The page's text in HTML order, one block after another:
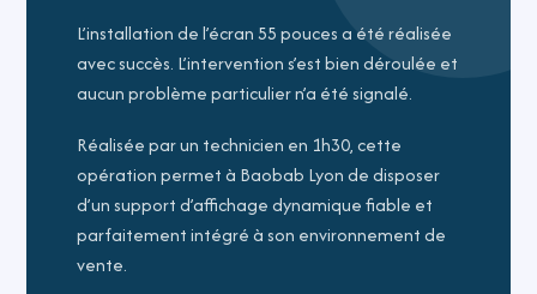
L’installation de l’écran 55 pouces a été réalisée
avec succès. L’intervention s’est bien déroulée et
aucun problème particulier n’a été signalé.
Réalisée par un technicien en 1h30, cette
opération permet à Baobab Lyon de disposer
d’un support d’affichage dynamique fiable et
parfaitement intégré à son environnement de
vente.